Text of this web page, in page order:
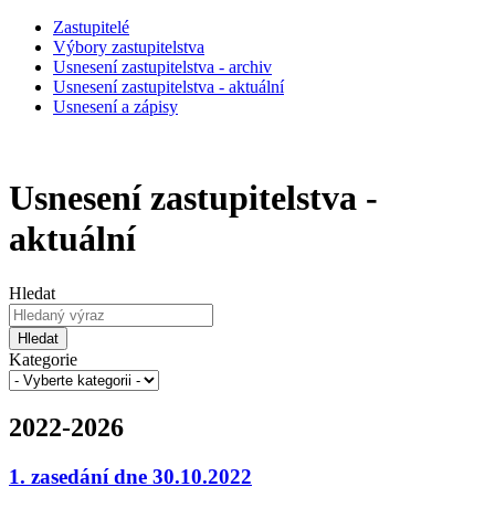
Zastupitelé
Výbory zastupitelstva
Usnesení zastupitelstva - archiv
Usnesení zastupitelstva - aktuální
Usnesení a zápisy
Usnesení zastupitelstva -
aktuální
Hledat
Hledat
Kategorie
2022-2026
1. zasedání dne 30.10.2022